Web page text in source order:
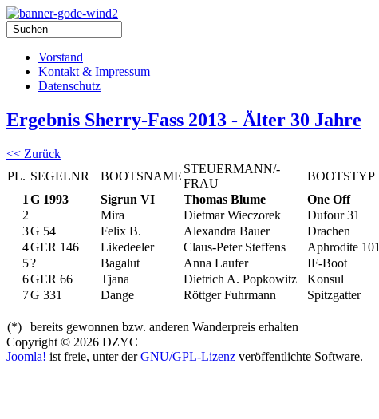
Vorstand
Kontakt & Impressum
Datenschutz
Ergebnis Sherry-Fass 2013 - Älter 30 Jahre
<< Zurück
PL. SEGELNR BOOTSNAME
STEUERMANN/-
FRAU
BOOTSTYP
1 G 1993 Sigrun VI Thomas Blume One Off
2
Mira Dietmar Wieczorek Dufour 31
3G 54 Felix B. Alexandra Bauer Drachen
4GER 146 Likedeeler Claus-Peter Steffens Aphrodite 101
5? Bagalut Anna Laufer IF-Boot
6GER 66 Tjana Dietrich A. Popkowitz Konsul
7G 331 Dange Röttger Fuhrmann Spitzgatter
(*)
bereits gewonnen bzw. anderen Wanderpreis erhalten
Copyright © 2026 DZYC
Joomla! ist freie, unter derGNU/GPL-Lizenz veröffentlichte Software.